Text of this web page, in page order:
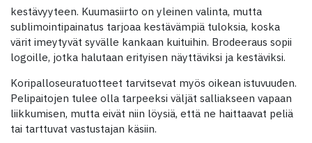
kestävyyteen. Kuumasiirto on yleinen valinta, mutta
sublimointipainatus tarjoaa kestävämpiä tuloksia, koska
värit imeytyvät syvälle kankaan kuituihin. Brodeeraus sopii
logoille, jotka halutaan erityisen näyttäviksi ja kestäviksi.
Koripalloseuratuotteet tarvitsevat myös oikean istuvuuden.
Pelipaitojen tulee olla tarpeeksi väljät salliakseen vapaan
liikkumisen, mutta eivät niin löysiä, että ne haittaavat peliä
tai tarttuvat vastustajan käsiin.